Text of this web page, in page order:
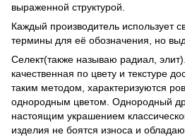
выраженной структурой.
Каждый производитель использует
термины для её обозначения, но
Селект(также называю радиал,
качественная по цвету и текстуре
таким методом, характеризуются
однородным цветом. Однородный
настоящим украшением
изделия не боятся износа и